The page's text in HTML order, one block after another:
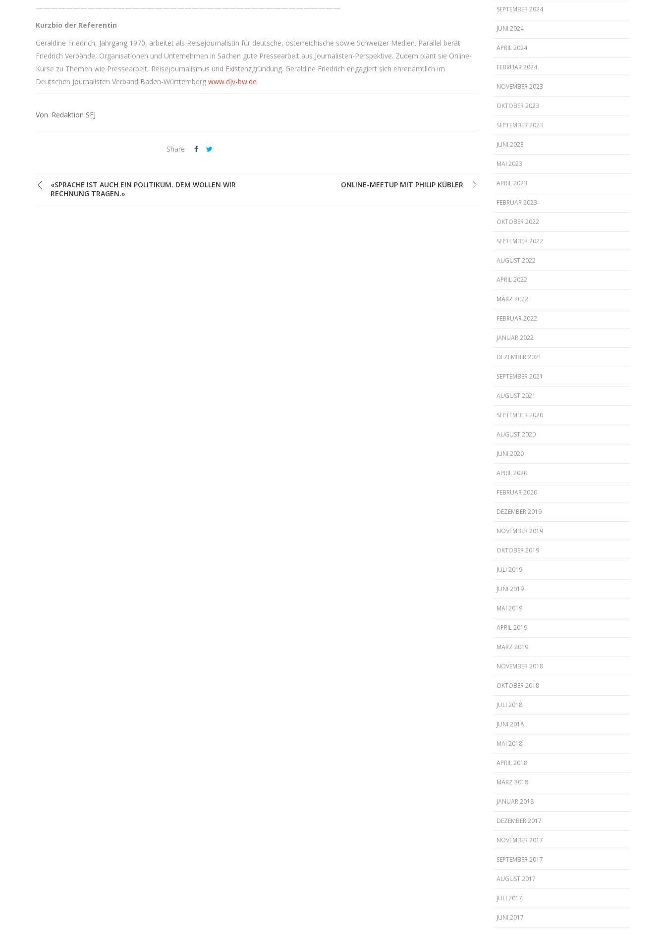
—————————————————————————————————————————
Kurzbio der Referentin
Geraldine Friedrich, Jahrgang 1970, arbeitet als Reisejournalistin für deutsche, österreichische sowie Schweizer Medien. Parallel berät
Friedrich Verbände, Organisationen und Unternehmen in Sachen gute Pressearbeit aus Journalisten-Perspektive. Zudem plant sie Online-
Kurse zu Themen wie Pressearbeit, Reisejournalismus und Existenzgründung. Geraldine Friedrich engagiert sich ehrenamtlich im
Deutschen Journalisten Verband Baden-Württemberg www.djv-bw.de
Redaktion SFJ
Share
«SPRACHE IST AUCH EIN POLITIKUM. DEM WOLLEN WIR
RECHNUNG TRAGEN.»
ONLINE-MEETUP MIT PHILIP KÜBLER
SEPTEMBER 2024
JUNI 2024
APRIL 2024
FEBRUAR 2024
NOVEMBER 2023
OKTOBER 2023
SEPTEMBER 2023
JUNI 2023
MAI 2023
APRIL 2023
FEBRUAR 2023
OKTOBER 2022
SEPTEMBER 2022
AUGUST 2022
APRIL 2022
MÄRZ 2022
FEBRUAR 2022
JANUAR 2022
DEZEMBER 2021
SEPTEMBER 2021
AUGUST 2021
SEPTEMBER 2020
AUGUST 2020
JUNI 2020
APRIL 2020
FEBRUAR 2020
DEZEMBER 2019
NOVEMBER 2019
OKTOBER 2019
JULI 2019
JUNI 2019
MAI 2019
APRIL 2019
MÄRZ 2019
NOVEMBER 2018
OKTOBER 2018
JULI 2018
JUNI 2018
MAI 2018
APRIL 2018
MÄRZ 2018
JANUAR 2018
DEZEMBER 2017
NOVEMBER 2017
SEPTEMBER 2017
AUGUST 2017
JULI 2017
JUNI 2017